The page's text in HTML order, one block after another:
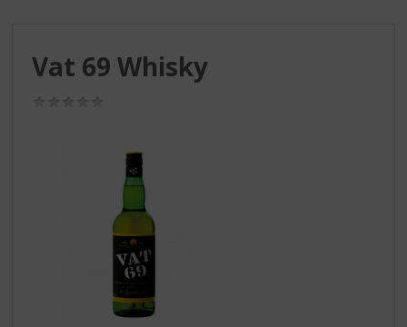
Vat 69 Whisky